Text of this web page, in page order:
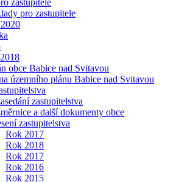
zastupitele
pro zastupitele
obce Babice nad Svitavou
územního plánu Babice nad Svitavou
zastupitelstva
a další dokumenty obce
zastupitelstva
Rok 2017
Rok 2018
Rok 2017
Rok 2016
Rok 2015